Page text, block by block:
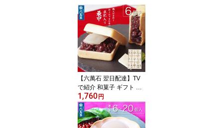
【六萬石 翌日配達】TV
で紹介 和菓子 ギフト 作
りたて 求肥入 最中 ラン
キング1位 もなか『六萬
石最中 6個入』 個包装 銘
菓 手作り 内祝い お返し
1,760 円